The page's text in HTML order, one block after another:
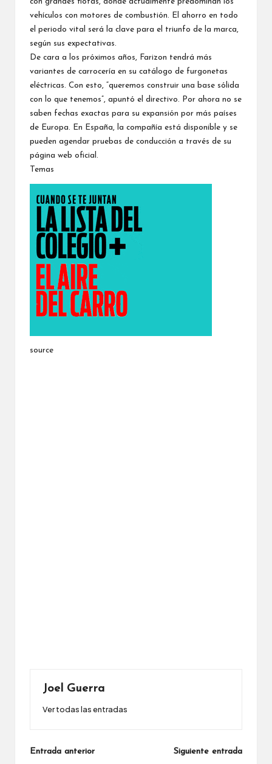
vehículos con motores de combustión. El ahorro en todo
el periodo vital será la clave para el triunfo de la marca,
según sus expectativas.
De cara a los próximos años, Farizon tendrá más
variantes de carrocería en su catálogo de furgonetas
eléctricas. Con esto, “queremos construir una base sólida
con lo que tenemos”, apuntó el directivo. Por ahora no se
saben fechas exactas para su expansión por más países
de Europa. En España, la compañía está disponible y se
pueden agendar pruebas de conducción a través de su
página web oficial.
Temas
source
Joel Guerra
Ver todas las entradas
Navegación
Entrada anterior Siguiente entrada